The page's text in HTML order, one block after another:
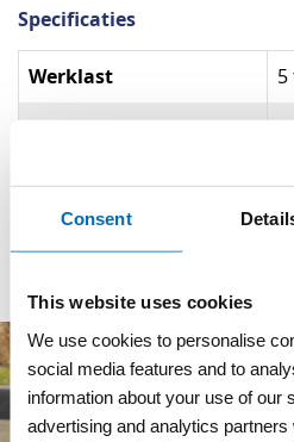
Consent
This website uses cookies
We use cookies to personalise
social media features and to
information about your use of our
advertising and analytics
Specificaties
Specificaties
Werklast 5
Materiaal
Kleur
Veiligheidsfactor